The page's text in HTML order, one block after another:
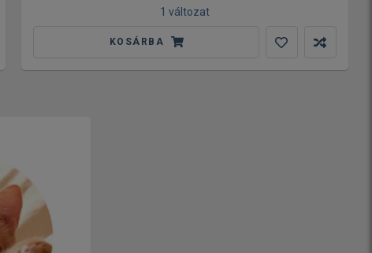
1 változat
KOSÁRBA